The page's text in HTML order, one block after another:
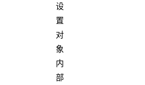
设
置
对
象
内
部